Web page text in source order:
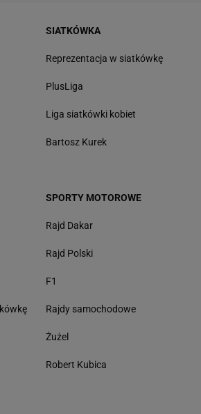
SIATKÓWKA
Reprezentacja w siatkówkę
PlusLiga
Liga siatkówki kobiet
Bartosz Kurek
SPORTY MOTOROWE
Rajd Dakar
Rajd Polski
F1
Rajdy samochodowe
Żużel
Robert Kubica